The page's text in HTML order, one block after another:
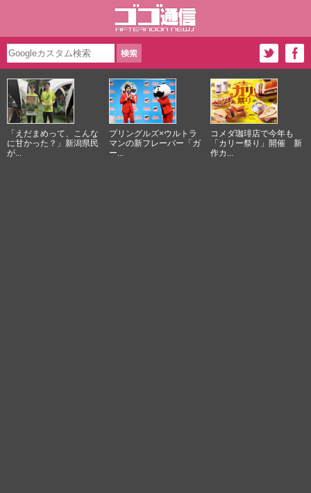
「えだまめって、こんな
に甘かった？」新潟県民
が...
プリングルズ×ウルトラ
マンの新フレーバー「ガ
ー...
コメダ珈琲店で今年も
「カリー祭り」開催 新
作カ...